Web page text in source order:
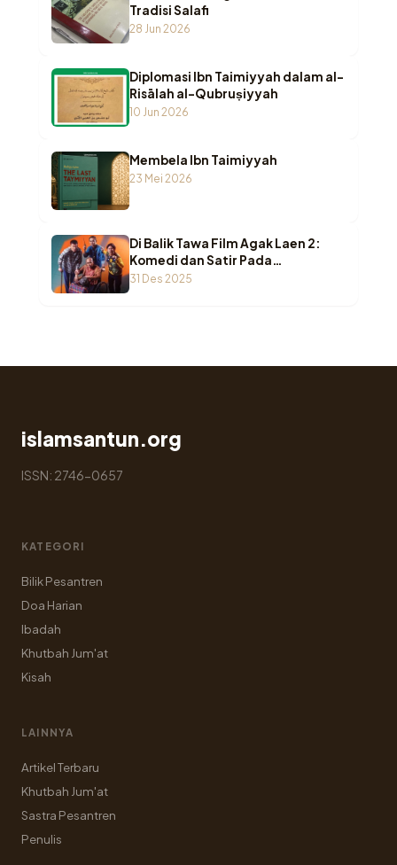
Tradisi Salafi
28 Jun 2026
Diplomasi Ibn Taimiyyah dalam al-
Risālah al-Qubruṣiyyah
10 Jun 2026
Membela Ibn Taimiyyah
23 Mei 2026
Di Balik Tawa Film Agak Laen 2:
Komedi dan Satir Pada
Agamawan
31 Des 2025
islamsantun.org
ISSN: 2746-0657
KATEGORI
Bilik Pesantren
Doa Harian
Ibadah
Khutbah Jum'at
Kisah
LAINNYA
Artikel Terbaru
Khutbah Jum'at
Sastra Pesantren
Penulis